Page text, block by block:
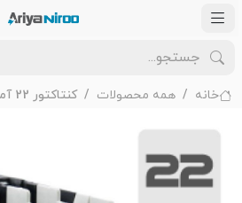
خانه همه محصولات کنتاکتور 22 آمپر 220 ولت هیوندای